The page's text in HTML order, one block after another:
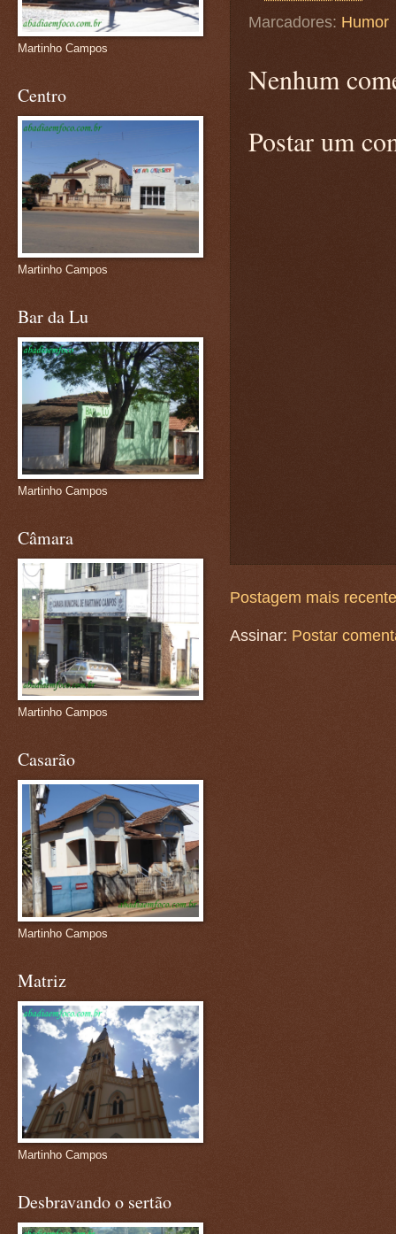
Marcadores: Humor
Nenhum
Postar um
Postagem mais recente
Assinar: Postar
Martinho Campos
Centro
Martinho Campos
Bar da Lu
Martinho Campos
Câmara
Martinho Campos
Casarão
Martinho Campos
Matriz
Martinho Campos
Desbravando o sertão